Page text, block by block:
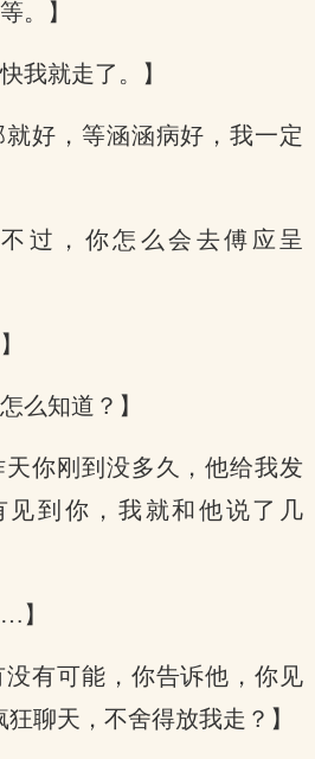
。】
我就走了。】
好，等涵涵病好，我一定
过，你怎么会去傅应呈
么知道？】
你刚到没多久，他给我发
见到你，我就和他说了几
】
有可能，你告诉他，你见
聊天，不舍得放我走？】